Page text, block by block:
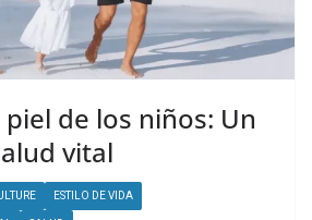
de los niños: Un
vital
ESTILO DE VIDA